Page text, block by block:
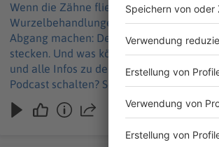
Wenn die Zähne fliegen, ist er zur Stelle:
Wurzelbehandlungen und
Abgang machen: Denn eine Axt rutscht
stecken. Und was können wir von Hooligans lernen, die
und alle Infos zu den Werbepartnern und
Podcast schalten? Schickt gerne eine E-